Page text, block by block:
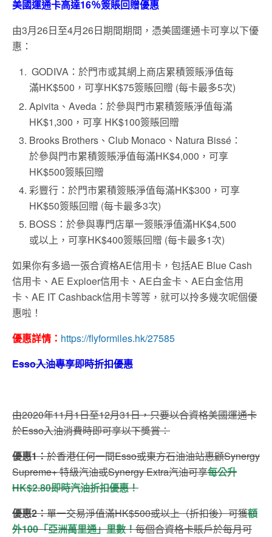
美國運通卡高達16％簽賬回贈優惠
由3月26日至4月26日期間期間，憑美國運通卡可享以下優
惠：
GODIVA：於門市或其網上商店累積簽賬淨值每
滿HK$500，可享HK$75簽賬回贈 (每卡最多5次)
Apivita、Aveda：於參與門市累積簽賬淨值每滿
HK$1,300，可享 HK$100簽賬回贈
Brooks Brothers、Club Monaco、Natura Bissé：
於參與門市累積簽賬淨值每滿HK$4,000，可享
HK$500簽賬回贈
彩豐行：於門市累積簽賬淨值每滿HK$300，可享
HK$50簽賬回贈 (每卡最多3次)
BOSS：於參與專門店單一簽賬淨值滿HK$4,500
或以上，可享HK$400簽賬回贈 (每卡最多1次)
如果你有多過一張合資格AE信用卡，包括AE Blue Cash
信用卡、AE Exploer信用卡、AE白金卡、AE白金信用
卡、AE IT Cashback信用卡等等，就可以拎多幾次呢個優
惠啦！
優惠詳情： https://flyformiles.hk/27585
Esso入油專享即時折扣優惠
由2020年11月1日至12月31日，只要以合資格美國運通卡
於Esso入油消費時即可享以下獎賞：
優惠1：於香港任何一間Esso或東方石油油站惠顧Synergy
Supreme+ 特級汽油或Synergy Extra汽油可享每公升
HK$2.80即時汽油折扣優惠！
優惠2：單一交易淨值滿HK$500或以上（折扣後）可獲額
外100「亞洲萬里通」里數！每個合資格卡賬戶於每月可